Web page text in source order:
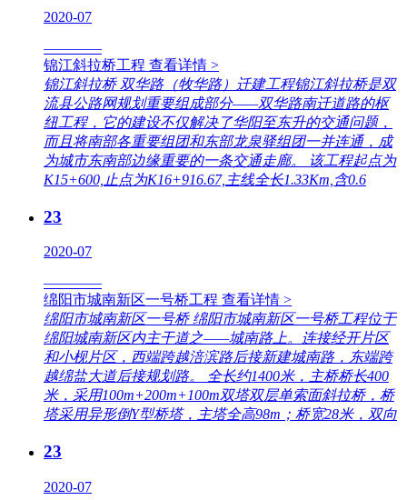
2020-07
————
锦江斜拉桥工程 查看详情 >
锦江斜拉桥 双华路（牧华路）迁建工程锦江斜拉桥是双
流县公路网规划重要组成部分——双华路南迁道路的枢
纽工程，它的建设不仅解决了华阳至东升的交通问题，
而且将南部各重要组团和东部龙泉驿组团一并连通，成
为城市东南部边缘重要的一条交通走廊。 该工程起点为
K15+600,止点为K16+916.67,主线全长1.33Km,含0.6
23
2020-07
————
绵阳市城南新区一号桥工程 查看详情 >
绵阳市城南新区一号桥 绵阳市城南新区一号桥工程位于
绵阳城南新区内主干道之——城南路上。连接经开片区
和小枧片区，西端跨越涪滨路后接新建城南路，东端跨
越绵盐大道后接规划路。 全长约1400米，主桥桥长400
米，采用100m+200m+100m双塔双层单索面斜拉桥，桥
塔采用异形倒Y型桥塔，主塔全高98m；桥宽28米，双向
23
2020-07